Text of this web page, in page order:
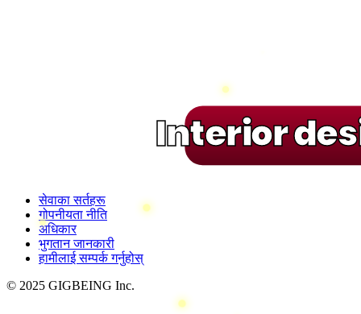
Interior
सेवाका सर्तहरू
गोपनीयता नीति
अधिकार
भुगतान जानकारी
हामीलाई सम्पर्क गर्नुहोस्
© 2025 GIGBEING Inc.